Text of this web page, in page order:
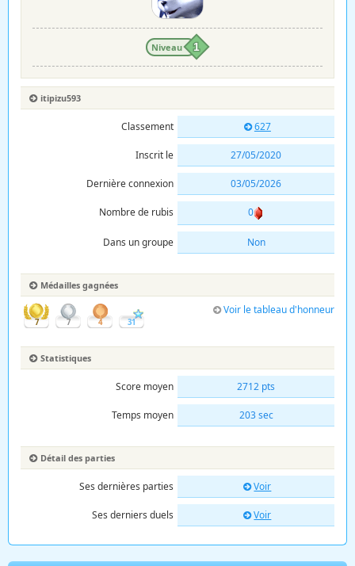
Niveau 1
itipizu593
Classement 627
Inscrit le 27/05/2020
Dernière connexion 03/05/2026
Nombre de rubis 0
Dans un groupe Non
Médailles gagnées
7 7 4 31
Voir le tableau d'honneur
Statistiques
Score moyen 2712 pts
Temps moyen 203 sec
Détail des parties
Ses dernières parties Voir
Ses derniers duels Voir